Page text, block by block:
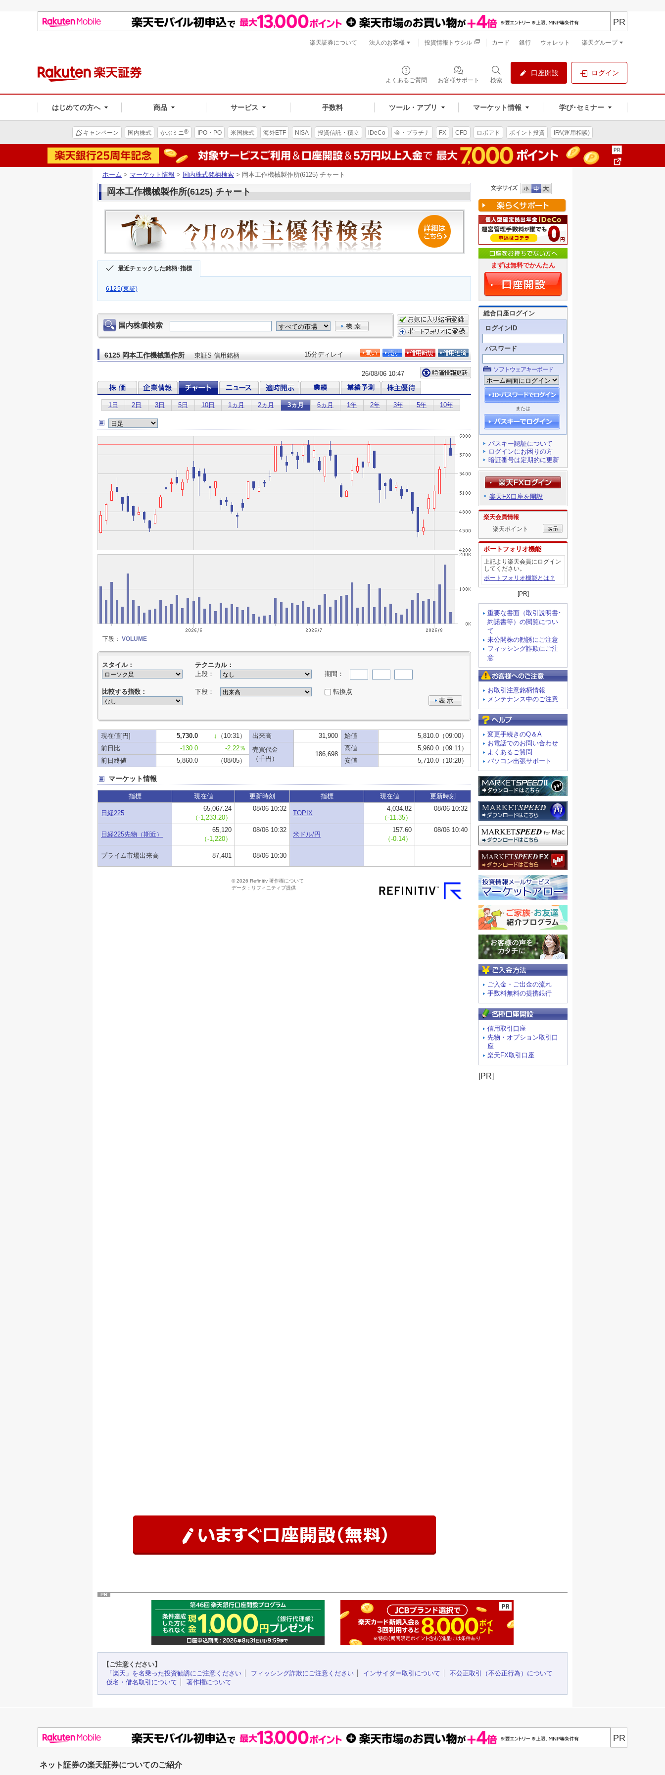
よくあるご質問 お客様サポート 検索
口座開設 ログイン
はじめての方へ 商品 サービス 手数料 ツール・アプリ マーケット情報 学び･セミナー
PR
楽天証券について 法人のお客様 投資情報トウシル カード 銀行 ウォレット 楽天グループ
キャンペーン 国内株式 かぶミニ® IPO・PO 米国株式 海外ETF NISA 投資信託・積立 iDeCo 金・プラチナ FX CFD ロボアド ポイント投資 IFA(運用相談)
ホーム > マーケット情報 > 国内株式銘柄検索 > 岡本工作機械製作所(6125) チャート
岡本工作機械製作所(6125) チャート
最近チェックした銘柄･指標
6125(東証)
まずは無料でかんたん
総合口座ログイン
ログインID
パスワード
ソフトウェアキーボード
または
パスキー認証について
ログインにお困りの方
暗証番号は定期的に更新
楽天FX口座を開設
楽天会員情報
楽天ポイント
ポートフォリオ機能
上記より楽天会員にログイン
してください。
ポートフォリオ機能とは？
[PR]
重要な書面（取引説明書･
約諾書等）の閲覧につい
て
未公開株の勧誘にご注意
フィッシング詐欺にご注
意
お取引注意銘柄情報
メンテナンス中のご注意
変更手続きのQ＆A
お電話でのお問い合わせ
よくあるご質問
パソコン出張サポート
ご入金・ご出金の流れ
手数料無料の提携銀行
信用取引口座
先物・オプション取引口
座
楽天FX取引口座
[PR]
PR
【ご注意ください】
「楽天」を名乗った投資勧誘にご注意ください
フィッシング詐欺にご注意ください インサイダー取引について
不公正取引（不公正行為）について
仮名・借名取引について
著作権について
PR
ネット証券の楽天証券についてのご紹介